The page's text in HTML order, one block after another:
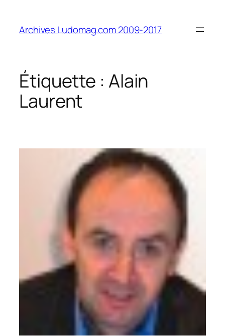
contenu
Archives Ludomag.com 2009-2017
Étiquette : Alain
Laurent